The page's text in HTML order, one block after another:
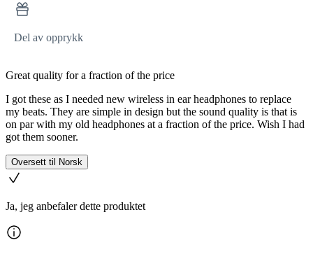
Del av opprykk
Great quality for a fraction of the price
I got these as I needed new wireless in ear headphones to replace
my beats. They are simple in design but the sound quality is that is
on par with my old headphones at a fraction of the price. Wish I had
got them sooner.
Oversett til Norsk
Ja, jeg anbefaler dette produktet